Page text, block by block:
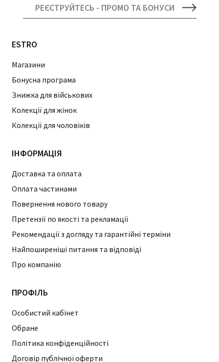
РЕЄСТРУЙТЕСЬ - ПРОМО ТА БОНУСИ
ESTRO
Магазини
Бонусна програма
Знижка для військових
Колекції для жінок
Колекції для чоловіків
ІНФОРМАЦІЯ
Доставка та оплата
Оплата частинами
Повернення нового товару
Претензії по якості та рекламації
Рекомендації з догляду та гарантійні терміни
Найпоширеніші питання та відповіді
Про компанію
ПРОФІЛЬ
Особистий кабінет
Обране
Політика конфіденційності
Договір публічної оферти